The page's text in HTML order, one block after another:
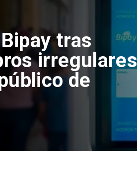
tras
irregulares
de